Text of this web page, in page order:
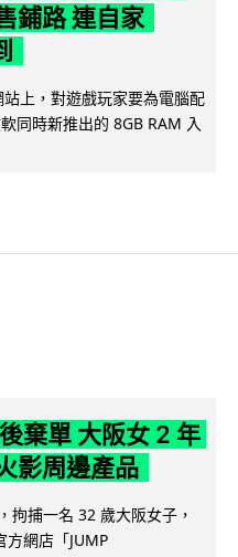
鋪路 連自家
上，對遊戲玩家要為電腦配
同時新推出的 8GB RAM 入
棄單 大阪女 2 年
影周邊產品
拘捕一名 32 歲大阪女子，
網店「JUMP